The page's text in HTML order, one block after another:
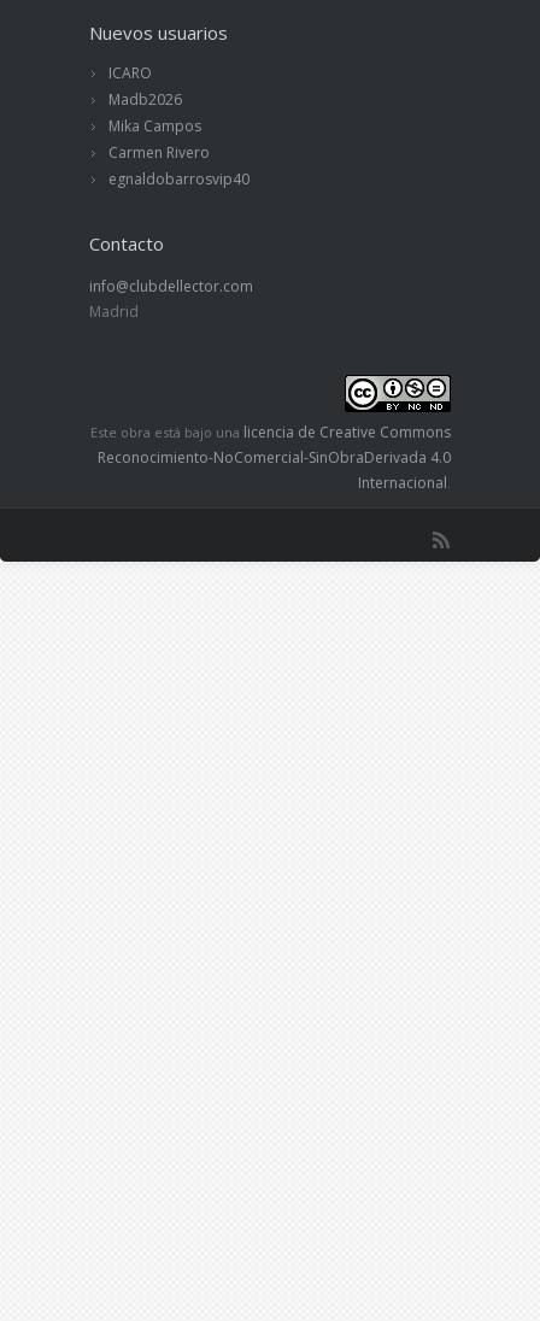
Nuevos usuarios
ICARO
Madb2026
Mika Campos
Carmen Rivero
egnaldobarrosvip40
Contacto
info@clubdellector.com
Madrid
Este obra está bajo una licencia de Creative Commons
Reconocimiento-NoComercial-SinObraDerivada 4.0
Internacional